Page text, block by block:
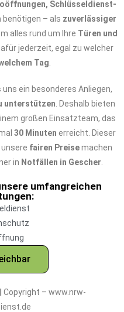
Schlüsseldienst-
benötigen – als zuverlässiger
alles rund um Ihre Türen und
jederzeit, egal zu welcher
Tag
uns ein besonderes Anliegen,
unterstützen . Deshalb bieten
großen Einsatzteam, das
30 Minuten erreicht. Dieser
fairen Preisemachen
in Notfällen in Gescher
umfangreichen
Copyright – www.nrw-